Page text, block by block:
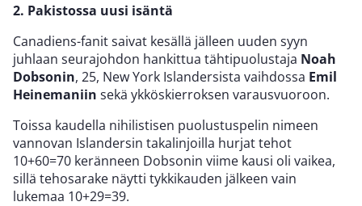
2. Pakistossa uusi isäntä
Canadiens-fanit saivat kesällä jälleen uuden syyn
juhlaan seurajohdon hankittua tähtipuolustaja Noah
Dobsonin, 25, New York Islandersista vaihdossa Emil
Heinemaniin sekä ykköskierroksen varausvuoroon.
Toissa kaudella nihilistisen puolustuspelin nimeen
vannovan Islandersin takalinjoilla hurjat tehot
10+60=70 keränneen Dobsonin viime kausi oli vaikea,
sillä tehosarake näytti tykkikauden jälkeen vain
lukemaa 10+29=39.